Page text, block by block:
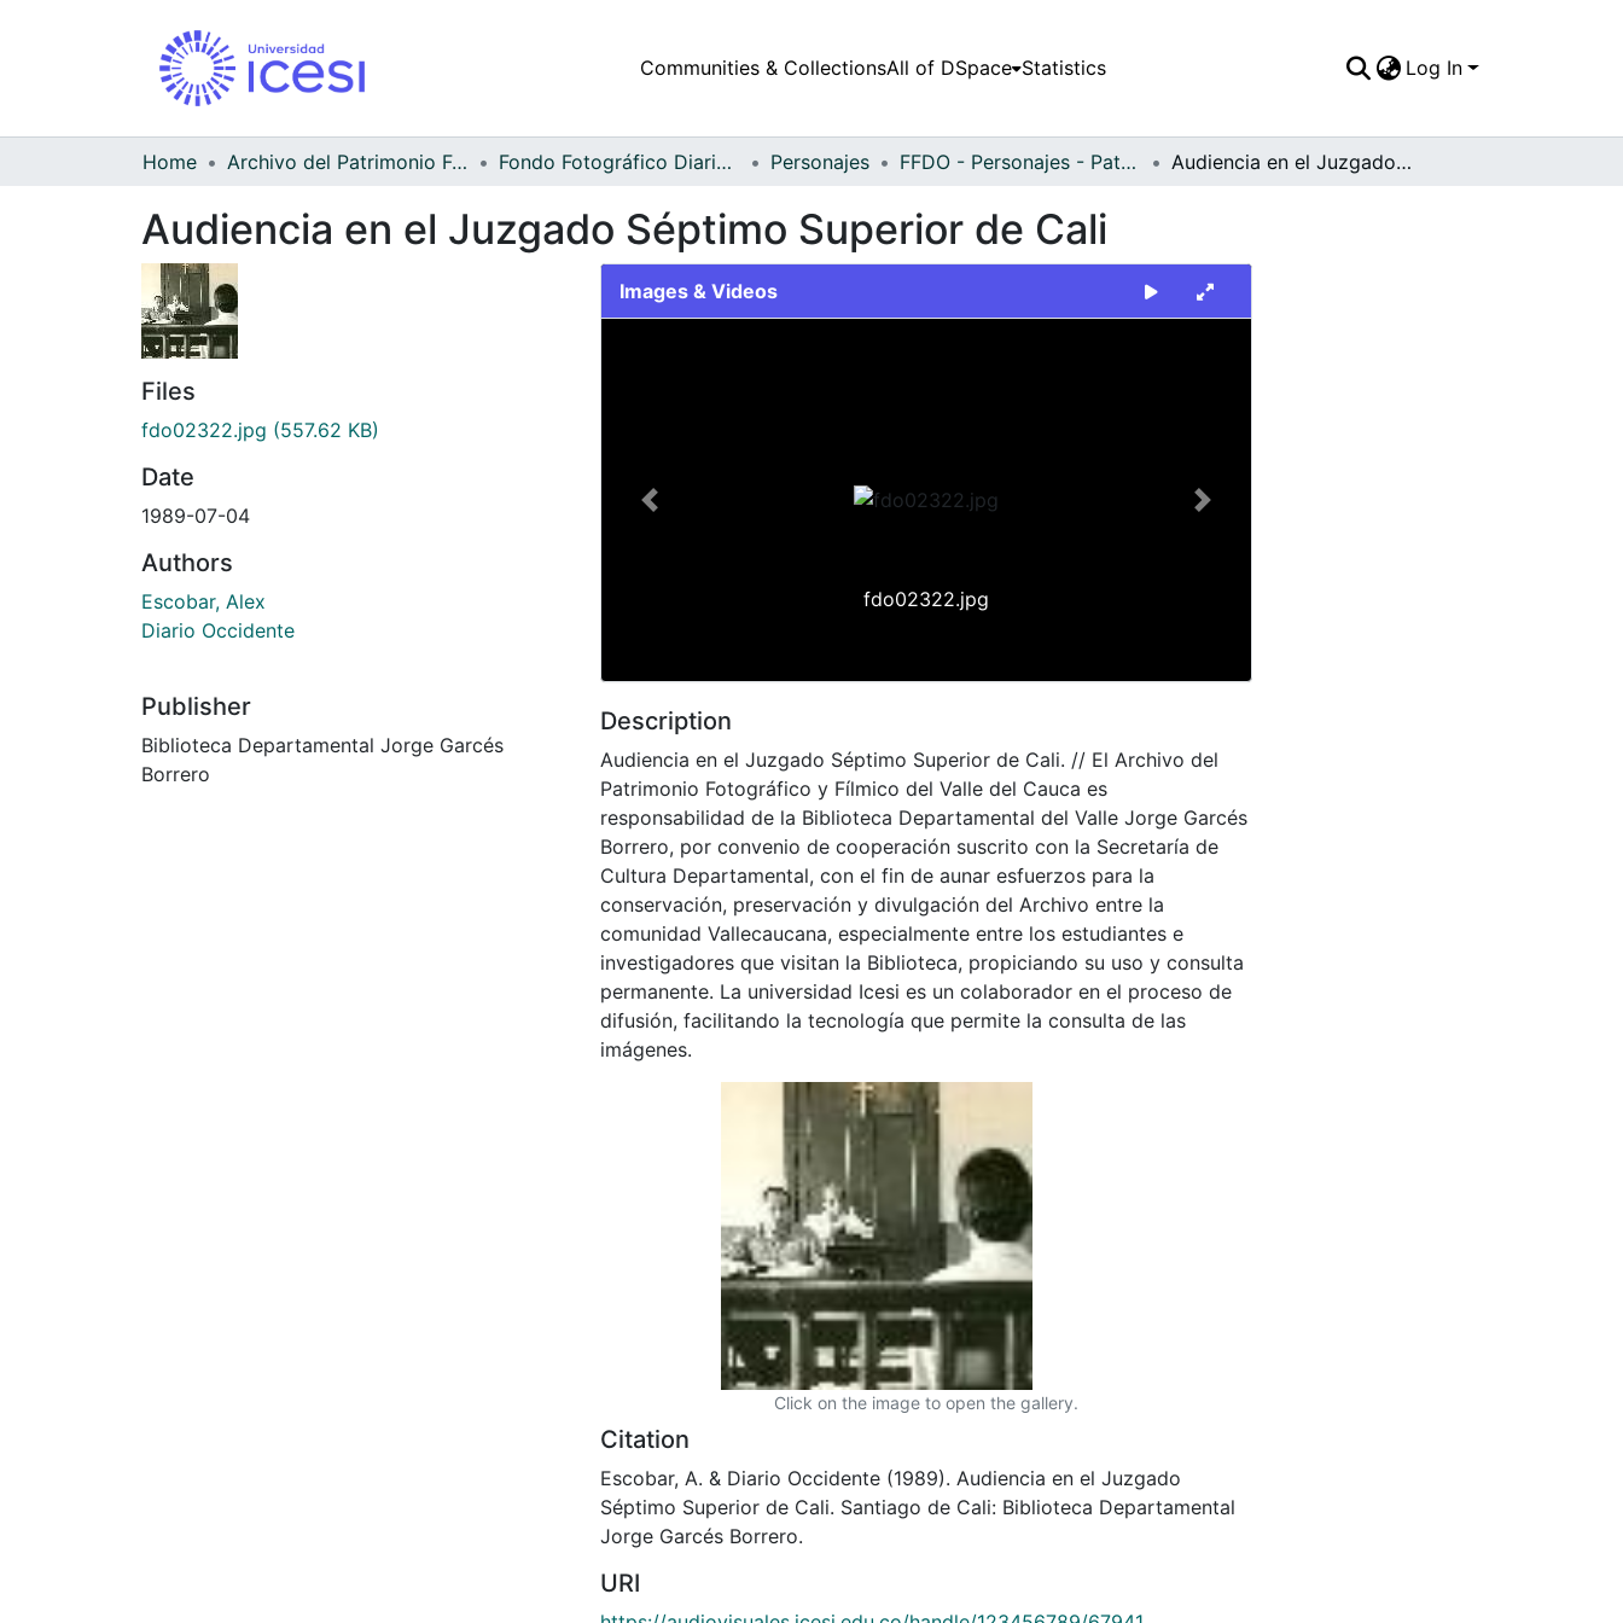
Communities & CollectionsAll of DSpace Statistics Log In
Home Archivo del Patrimonio Fotográfico y Fílmico del Valle del Cauca Fondo Fotográfico Diario Occidente Personajes FFDO - Personajes - Patrimonial Audiencia en el Juzgado Séptimo Superior de Cali
Audiencia en el Juzgado Séptimo Superior de Cali
Files
fdo02322.jpg (557.62 KB)
Date
1989-07-04
Authors
Escobar, Alex
Diario Occidente
Publisher
Biblioteca Departamental Jorge Garcés
Borrero
Images & Videos
fdo02322.jpg
Previous Next
Description
Audiencia en el Juzgado Séptimo Superior de Cali. // El Archivo del
Patrimonio Fotográfico y Fílmico del Valle del Cauca es
responsabilidad de la Biblioteca Departamental del Valle Jorge Garcés
Borrero, por convenio de cooperación suscrito con la Secretaría de
Cultura Departamental, con el fin de aunar esfuerzos para la
conservación, preservación y divulgación del Archivo entre la
comunidad Vallecaucana, especialmente entre los estudiantes e
investigadores que visitan la Biblioteca, propiciando su uso y consulta
permanente. La universidad Icesi es un colaborador en el proceso de
difusión, facilitando la tecnología que permite la consulta de las
imágenes.
Click on the image to open the gallery.
Citation
Escobar, A. & Diario Occidente (1989). Audiencia en el Juzgado
Séptimo Superior de Cali. Santiago de Cali: Biblioteca Departamental
Jorge Garcés Borrero.
URI